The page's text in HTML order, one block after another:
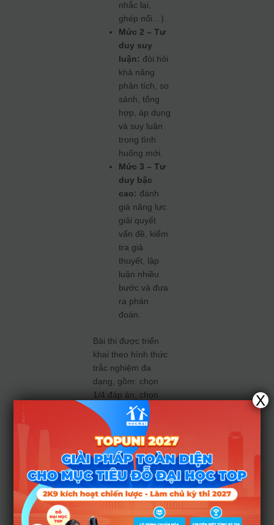
nhắc lại,
ghép nối…).
Mức 2 – Tư
duy suy
luận: đòi hỏi
khả năng
phân tích, so
sánh, tổng
hợp, áp dụng
và suy luận
trong tình
huống mới.
Mức 3 – Tư
duy bậc
cao: đánh
giá năng lực
giải quyết
vấn đề, kiểm
tra giả
thuyết, lập
luận nhiều
bước và đưa
ra phán
đoán.
Bài thi được triển
khai theo hình thức
trắc nghiệm đa
dạng, gồm: chọn
1/4 đáp án, chọn
Đúng/Sai, chọn
nhiều đáp án, kéo –
thả hoặc điền đáp
án. Lưu ý: thí sinh
chỉ được tính điểm
khi trả lời đầy đủ và
chính xác tất cả ý
trong một câu hỏi.
X